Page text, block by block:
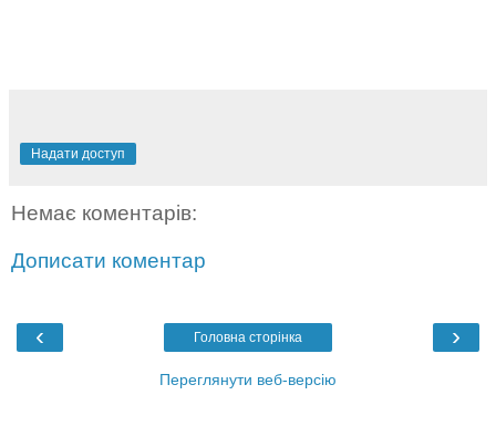
Надати доступ
Немає коментарів:
Дописати коментар
‹ ›
Головна сторінка
Переглянути веб-версію